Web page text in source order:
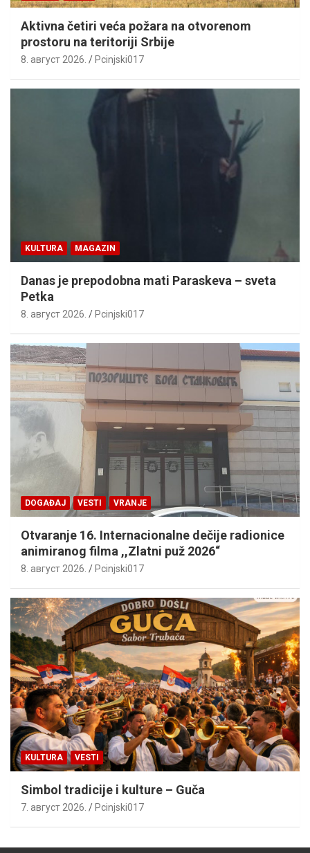
Aktivna četiri veća požara na otvorenom
prostoru na teritoriji Srbije
8. август 2026. Pcinjski017
KULTURA MAGAZIN
Danas je prepodobna mati Paraskeva – sveta
Petka
8. август 2026. Pcinjski017
DOGAĐAJ VESTI VRANJE
Otvaranje 16. Internacionalne dečije radionice
animiranog filma ,,Zlatni puž 2026“
8. август 2026. Pcinjski017
KULTURA VESTI
Simbol tradicije i kulture – Guča
7. август 2026. Pcinjski017